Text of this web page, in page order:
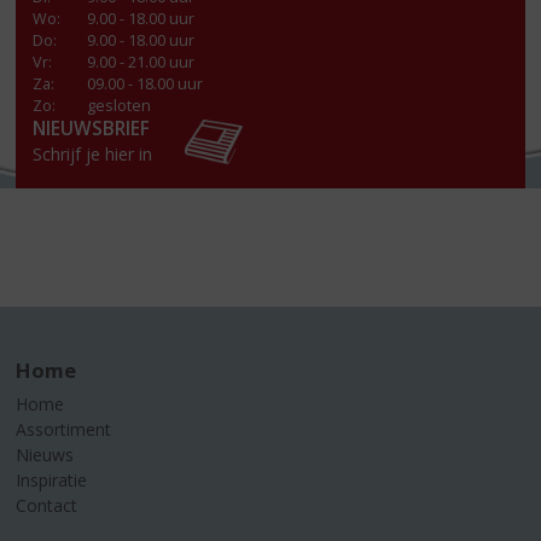
Wo:
9.00 - 18.00 uur
Do:
9.00 - 18.00 uur
Vr:
9.00 - 21.00 uur
Za:
09.00 - 18.00 uur
Zo:
gesloten
NIEUWSBRIEF
Schrijf je hier in
Home
Home
Assortiment
Nieuws
Inspiratie
Contact